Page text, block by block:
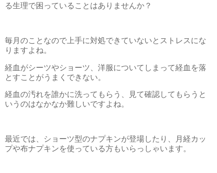
る生理で困っていることはありませんか？
毎月のことなので上手に対処できていないとストレスにな
りますよね。
経血がシーツやショーツ、洋服についてしまって経血を落
とすことがうまくできない。
経血の汚れを誰かに洗ってもらう、見て確認してもらうと
いうのはなかなか難しいですよね。
最近では、ショーツ型のナプキンが登場したり、月経カッ
プや布ナプキンを使っている方もいらっしゃいます。